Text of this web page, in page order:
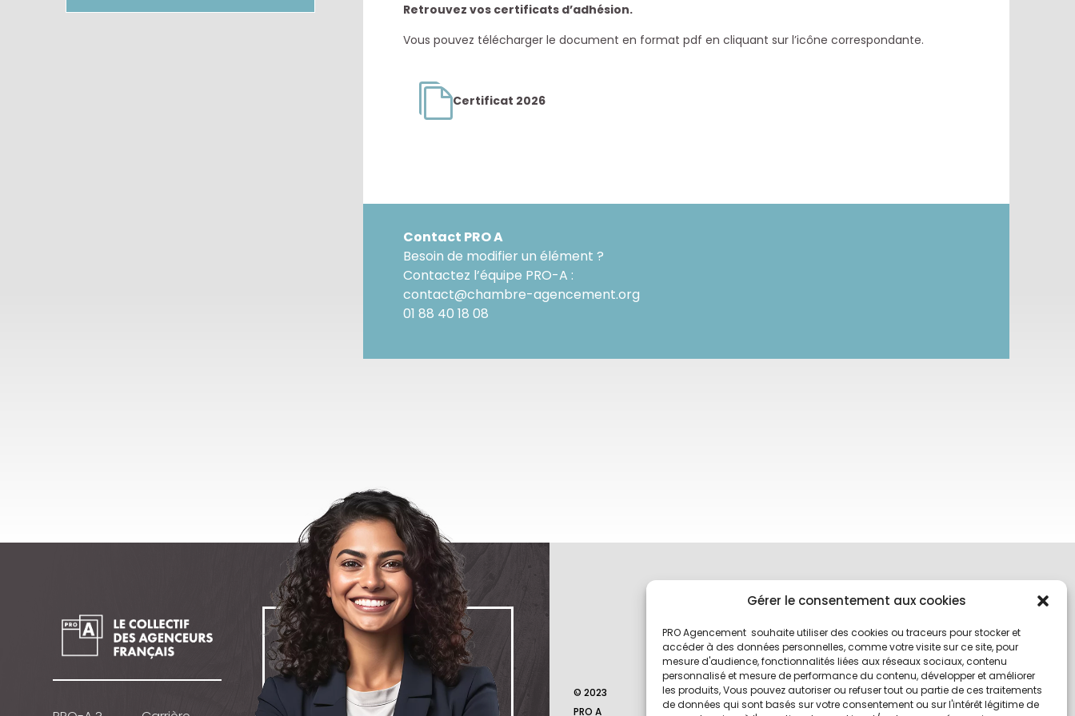
Gérer le consentement aux cookies
PRO Agencement souhaite utiliser des cookies ou traceurs pour stocker et
accéder à des données personnelles, comme votre visite sur ce site, pour
mesure d'audience, fonctionnalités liées aux réseaux sociaux, contenu
personnalisé et mesure de performance du contenu, développer et améliorer
les produits, Vous pouvez autoriser ou refuser tout ou partie de ces traitements
de données qui sont basés sur votre consentement ou sur l'intérêt légitime de
Retrouvez vos certificats d’adhésion.
Vous pouvez télécharger le document en format pdf en cliquant sur l’icône correspondante.
Certificat 2026
Contact PRO A
Besoin de modifier un élément ?
Contactez l’équipe PRO-A :
contact@chambre-agencement.org
01 88 40 18 08
Vous souhaitez
devenir membre
PRO A ?
© 2023
PRO A
Mentions
légales
Politique de
cookies
Un site Lézards Création